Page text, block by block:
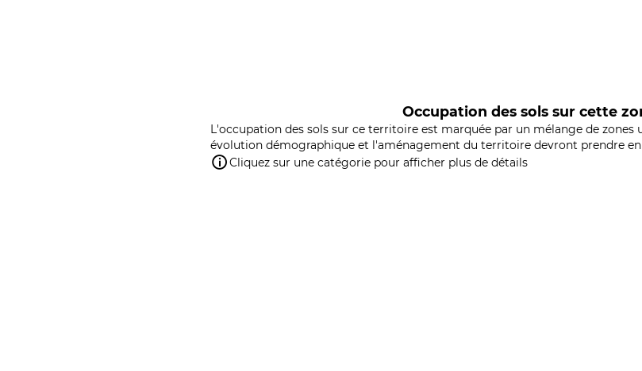
Occupation des sols sur cette
L'occupation des sols sur ce territoire est marquée par un mélange de zones
évolution démographique et l'aménagement du territoire devront prendre
Cliquez sur une catégorie pour afficher plus de détails